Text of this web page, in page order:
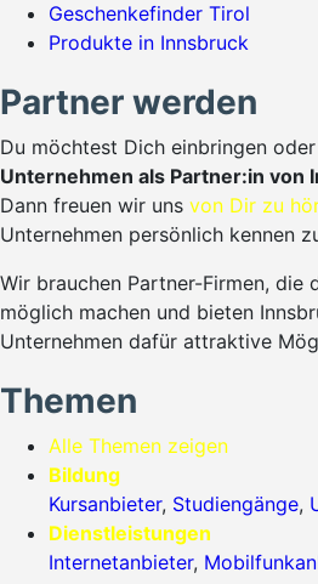
Geschenkefinder Tirol
Produkte in Innsbruck
Partner werden
Du möchtest Dich einbringen
Unternehmen als Partner:in von
Dann freuen wir uns von Dir zu
Unternehmen persönlich kennen
Wir brauchen Partner-Firmen, die
möglich machen und bieten
Unternehmen dafür attraktive
Themen
Alle Themen zeigen
Bildung
Kursanbieter, Studiengänge,
Dienstleistungen
Internetanbieter,